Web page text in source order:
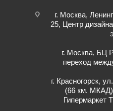
г. Москва,
25, Центр
г. Москва, БЦ
переход
г. Красногорск,
(66 км.
Гипермаркет